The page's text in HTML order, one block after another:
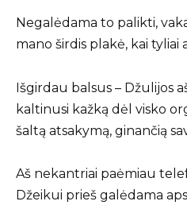
Negalėdama to palikti,
mano širdis plakė, kai tyliai
Išgirdau balsus – Džulijos
kaltinusi kažką dėl visko
šaltą atsakymą, ginančią
Aš nekantriai paėmiau
Džeikui prieš galėdama